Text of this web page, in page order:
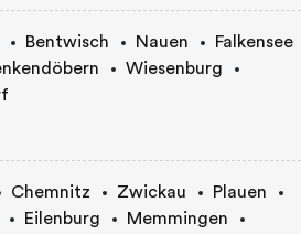
Bentwisch Nauen
Falkensee
Wiesenburg
Chemnitz Zwickau
Plauen
Eilenburg
Memmingen